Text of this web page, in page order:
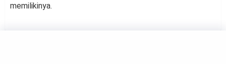
memilikinya.